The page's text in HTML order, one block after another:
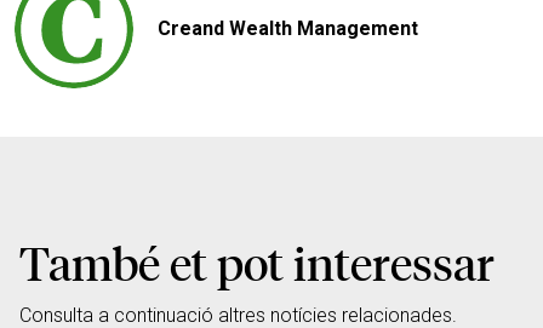
Creand Wealth Management
També et pot interessar
Consulta a continuació altres notícies relacionades.